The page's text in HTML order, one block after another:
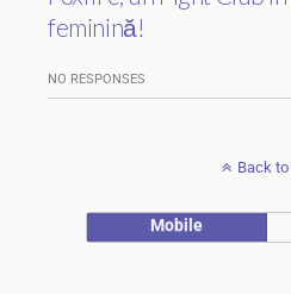
feminină!
NO RESPONSES
Back
Mobile